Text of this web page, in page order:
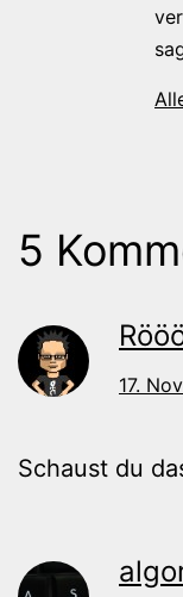
5
17.
Schaust du